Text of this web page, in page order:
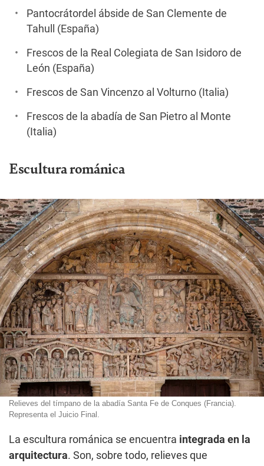
Pantocrátordel ábside de San Clemente de
Tahull (España)
Frescos de la Real Colegiata de San Isidoro de
León (España)
Frescos de San Vincenzo al Volturno (Italia)
Frescos de la abadía de San Pietro al Monte
(Italia)
Escultura románica
Relieves del tímpano de la abadía Santa Fe de Conques (Francia).
Representa el Juicio Final.
La escultura románica se encuentra integrada en la
arquitectura. Son, sobre todo, relieves que